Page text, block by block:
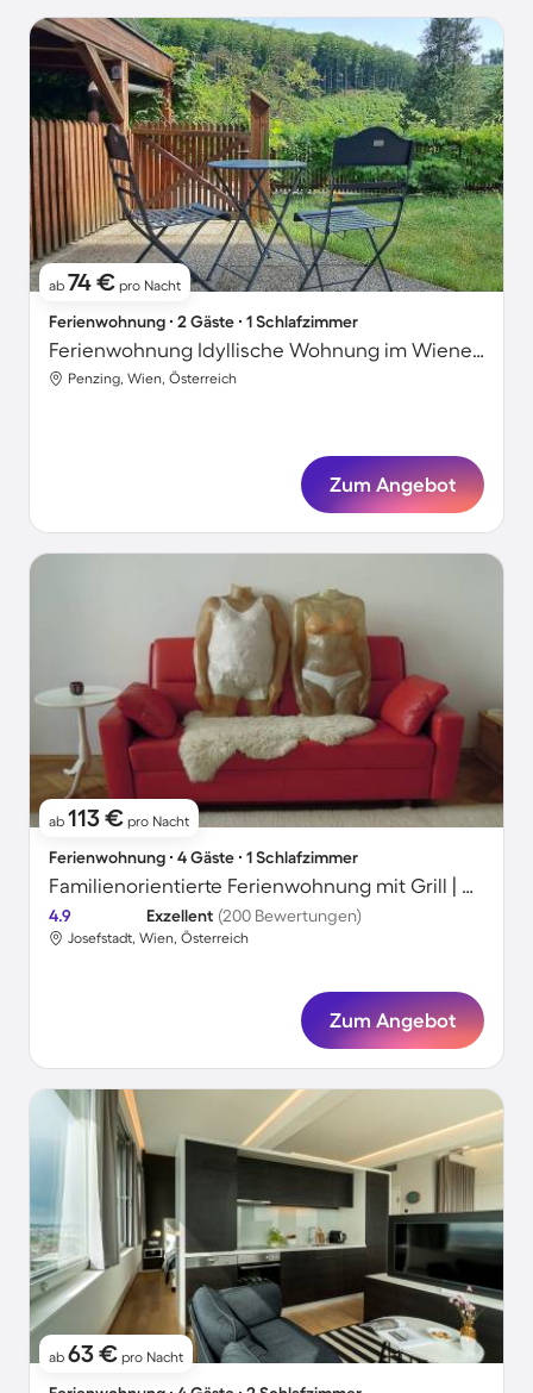
ab 74 € pro Nacht
Ferienwohnung ∙ 2 Gäste ∙ 1 Schlafzimmer
Ferienwohnung Idyllische Wohnung im Wienerwald
Penzing, Wien, Österreich
Zum Angebot
ab 113 € pro Nacht
Ferienwohnung ∙ 4 Gäste ∙ 1 Schlafzimmer
Familienorientierte Ferienwohnung mit Grill | Wiener Rathaus in der Nähe | Stadtblick | Perfekt für die Arbeit von Zuhause
4.9 Exzellent (200 Bewertungen)
Josefstadt, Wien, Österreich
Zum Angebot
ab 63 € pro Nacht